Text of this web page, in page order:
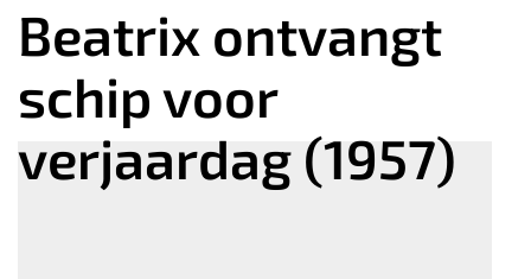
Beatrix ontvangt
schip voor
verjaardag (1957)